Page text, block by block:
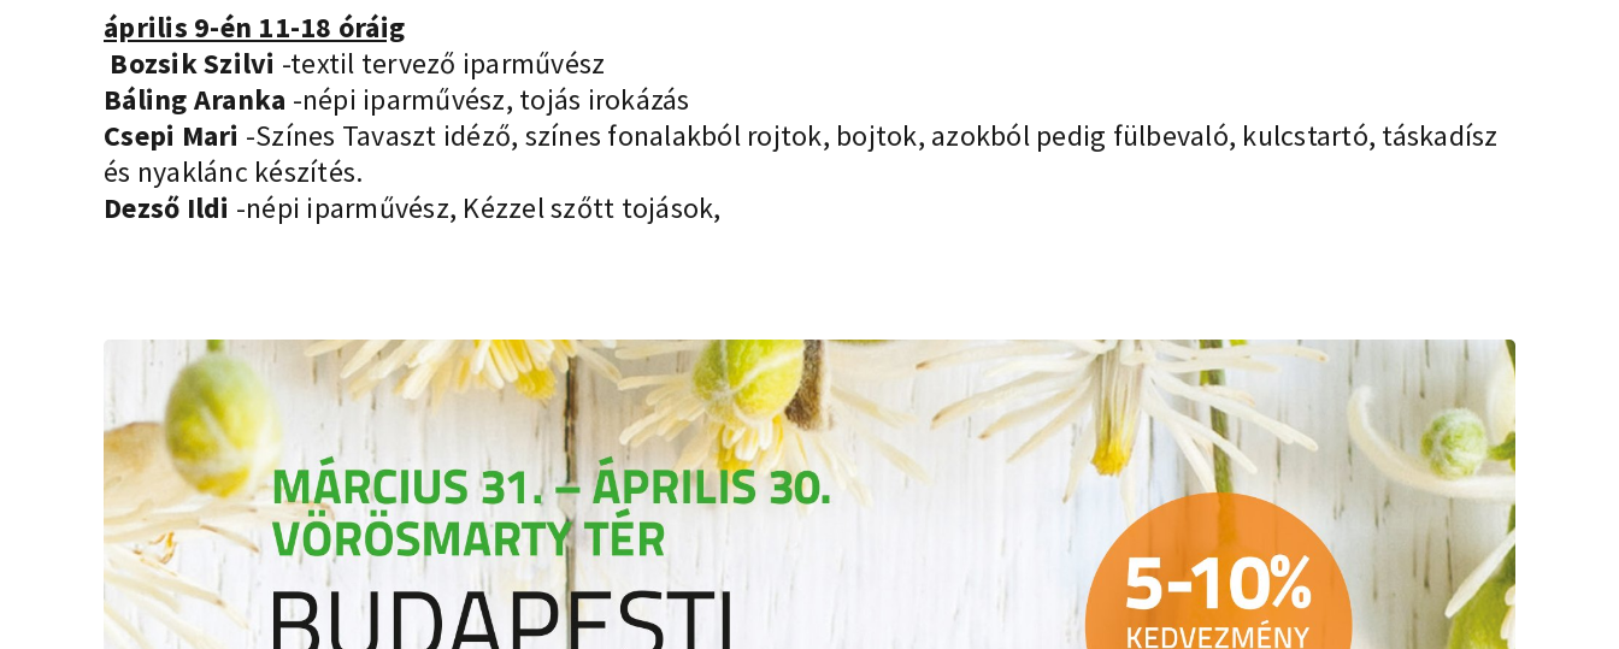
április 9-én 11-18 óráig
Bozsik Szilvi -textil tervező iparművész
Báling Aranka -népi iparművész, tojás irokázás
Csepi Mari -Színes Tavaszt idéző, színes fonalakból rojtok, bojtok, azokból pedig fülbevaló, kulcstartó, táskadísz
és nyaklánc készítés.
Dezső Ildi -népi iparművész, Kézzel szőtt tojások,